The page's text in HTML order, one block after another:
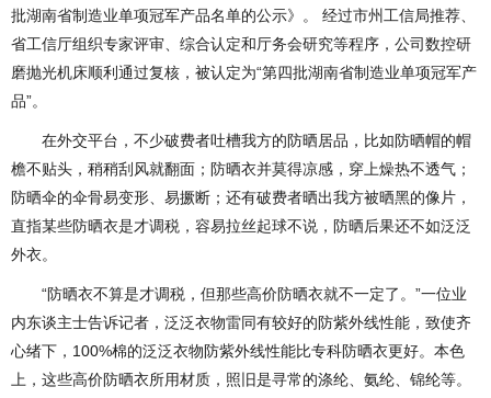
批湖南省制造业单项冠军产品名单的公示》。 经过市州工信局推荐、
省工信厅组织专家评审、综合认定和厅务会研究等程序，公司数控研
磨抛光机床顺利通过复核，被认定为“第四批湖南省制造业单项冠军产
品”。
在外交平台，不少破费者吐槽我方的防晒居品，比如防晒帽的帽
檐不贴头，稍稍刮风就翻面；防晒衣并莫得凉感，穿上燥热不透气；
防晒伞的伞骨易变形、易撅断；还有破费者晒出我方被晒黑的像片，
直指某些防晒衣是才调税，容易拉丝起球不说，防晒后果还不如泛泛
外衣。
“防晒衣不算是才调税，但那些高价防晒衣就不一定了。”一位业
内东谈主士告诉记者，泛泛衣物雷同有较好的防紫外线性能，致使齐
心绪下，100%棉的泛泛衣物防紫外线性能比专科防晒衣更好。本色
上，这些高价防晒衣所用材质，照旧是寻常的涤纶、氨纶、锦纶等。